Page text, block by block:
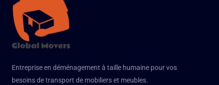
Entreprise en déménagement à taille humaine pour vos
besoins de transport de mobiliers et meubles.